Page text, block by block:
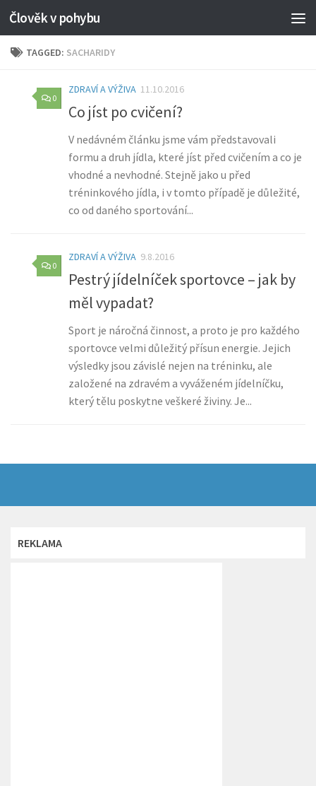
Člověk v pohybu
TAGGED: SACHARIDY
0
ZDRAVÍ A VÝŽIVA 11.10.2016
Co jíst po cvičení?
V nedávném článku jsme vám představovali
formu a druh jídla, které jíst před cvičením a co je
vhodné a nevhodné. Stejně jako u před
tréninkového jídla, i v tomto případě je důležité,
co od daného sportování...
0
ZDRAVÍ A VÝŽIVA 9.8.2016
Pestrý jídelníček sportovce – jak by
měl vypadat?
Sport je náročná činnost, a proto je pro každého
sportovce velmi důležitý přísun energie. Jejich
výsledky jsou závislé nejen na tréninku, ale
založené na zdravém a vyváženém jídelníčku,
který tělu poskytne veškeré živiny. Je...
REKLAMA